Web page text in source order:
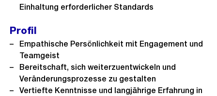
Einhaltung erforderlicher Standards
Profil
Empathische Persönlichkeit mit Engagement und
Teamgeist
Bereitschaft, sich weiterzuentwickeln und
Veränderungsprozesse zu gestalten
Vertiefte Kenntnisse und langjährige Erfahrung in